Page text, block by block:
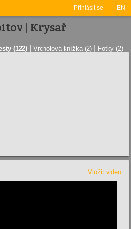
Přihlásit se EN
| Krysař
(122) Vrcholová knížka (2) Fotky (2)
Vložit video